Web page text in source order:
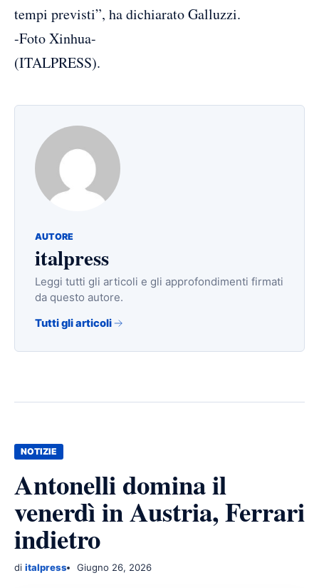
tempi previsti”, ha dichiarato Galluzzi.
-Foto Xinhua-
(ITALPRESS).
AUTORE
italpress
Leggi tutti gli articoli e gli approfondimenti firmati
da questo autore.
Tutti gli articoli
NOTIZIE
Antonelli domina il
venerdì in Austria, Ferrari
indietro
di italpress Giugno 26, 2026